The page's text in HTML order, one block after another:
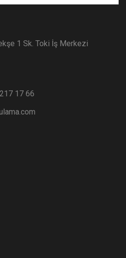
1 Sk. Toki İş Merkezi
17 66